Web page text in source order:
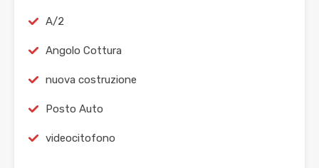
A/2
Angolo Cottura
nuova costruzione
Posto Auto
videocitofono